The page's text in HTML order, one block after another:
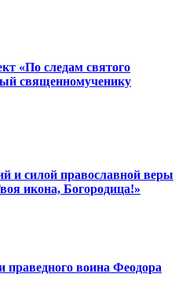
«По следам святого
священномученику
и силой православной веры
икона, Богородица!»
праведного воина Феодора